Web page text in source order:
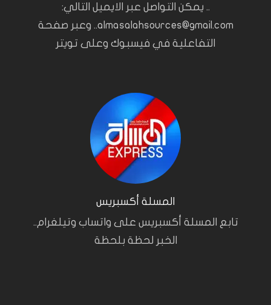
.. يمكن التواصل عبر الايميل التالي:
almasalahsources@gmail.com.. وعبر صفحة
التفاعلية في فيسبوك وعلى تويتر
المسلة أكسبريس
تابع المسلة أكسبريس على واتساب وتيلغرام..
الخبر لحظة بلحظة